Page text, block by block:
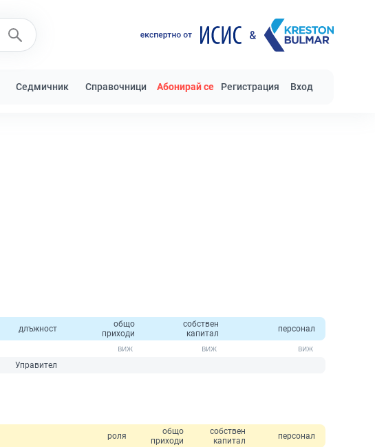
Седмичник Справочници Абонирай се Регистрация Вход
длъжност
общо
приходи
собствен
капитал
персонал
Управител
роля
общо
приходи
собствен
капитал
персонал